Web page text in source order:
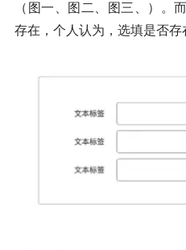
（图一、图二、图三、）。
存在，个人认为，选填是否存